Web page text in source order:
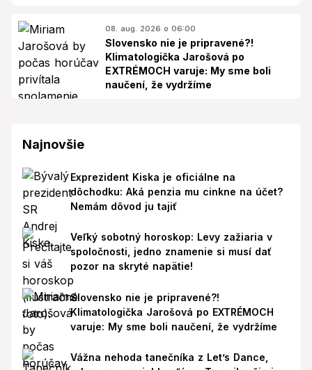
08. aug. 2026 o 06:00
Slovensko nie je pripravené?!
Klimatologička Jarošová po
EXTRÉMOCH varuje: My sme boli
naučení, že vydržíme
Najnovšie
Exprezident Kiska je oficiálne na
dôchodku: Aká penzia mu cinkne na účet?
Nemám dôvod ju tajiť
Veľký sobotný horoskop: Levy zažiaria v
spoločnosti, jedno znamenie si musí dať
pozor na skryté napätie!
Slovensko nie je pripravené?!
Klimatologička Jarošová po EXTRÉMOCH
varuje: My sme boli naučení, že vydržíme
Vážna nehoda tanečníka z Let’s Dance,